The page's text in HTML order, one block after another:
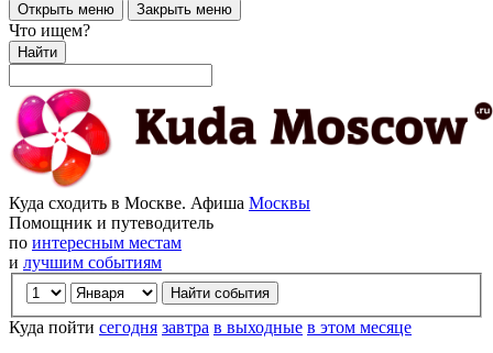
Открыть меню Закрыть меню
Что ищем?
Найти
Куда сходить в Москве. Афиша Москвы
Помощник и путеводитель
по интересным местам
и лучшим событиям
Куда пойти сегодня завтра в выходные в этом месяце